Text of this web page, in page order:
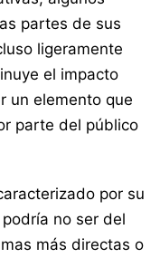
partes de sus
ligeramente
el impacto
un elemento que
parte del público
por su
no ser del
más directas o